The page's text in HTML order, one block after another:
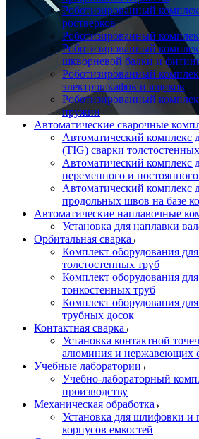
Роботизированный
ростверков
Роботизированный
Роботизированный
шкворневой балки и
Роботизированный
электрошкафов и ящиков
Роботизированный
пружин
Автоматические сварочные
Автоматический комплекс
(TIG) сварки
Автоматический комплекс
переменного и
Автоматический комплекс
продольных швов на базе
Автоматические наплавочные
Установка для наплавки
Орбитальная сварка
Комплект оборудования
толстостенных труб
Комплект оборудования
тонкостенных труб
Комплект оборудования
трубных досок
Контактная сварка
Установка контактной
алюминия и нержавеющих
Учебные лаборатории
Учебно-лабораторный
производству
Механическая обработка
Установка для шлифовки и
корпусов емкостей